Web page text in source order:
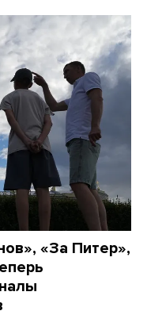
«За Питер»,